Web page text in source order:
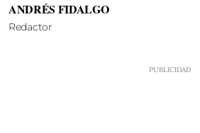
ANDRÉS FIDALGO
Redactor